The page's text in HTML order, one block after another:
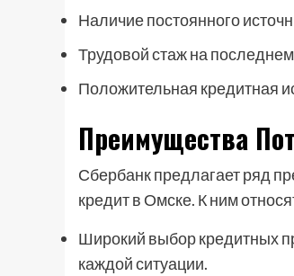
Наличие постоянного
Трудовой стаж на
Положительная кредитная
Преимущества
Сбербанк предлагает ряд
кредит в Омске. К ним
Широкий выбор кредитных
каждой ситуации.